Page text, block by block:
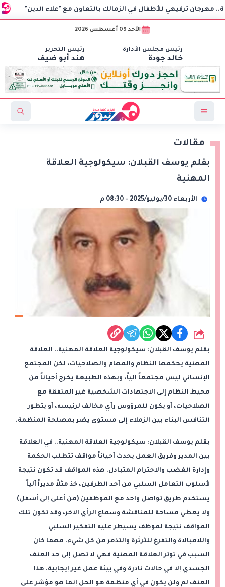
«تطوير للأطفال في الزمالك بالتعاون مع "علاء الدين"
الأحد 09 أغسطس 2026
رئيس مجلس الأدارة
خالد جودة
رئيس التحرير
هند أبو ضيف
مقالات
بقلم يوسف القبلان: سيكولوجية العلاقة
المهنية
الأربعاء 30/يوليو/2025 - 08:30 م
شارك
بقلم يوسف القبلان: سيكولوجية العلاقة المهنية.. العلاقة
المهنية يحكمها النظام والمهام والصلاحيات، لكن المجتمع
الإنساني ليس مجتمعاً آلياً، وبهذه الطبيعة يخرج أحياناً من
محيط النظام إلى الاجتهادات الشخصية غير المتفقة مع
الصلاحيات، أو يكون للمرؤوس رأي مخالف لرئيسه، أو يتطور
التنافس البناء بين الزملاء إلى مستوى يضر بمصلحة المنظمة.
بقلم يوسف القبلان: سيكولوجية العلاقة المهنية.. في العلاقة
بين المدير وفريق العمل يحدث أحياناً مواقف تتطلب الحكمة
وإدارة الغضب والاحترام المتبادل. هذه المواقف قد تكون نتيجة
لأسلوب التعامل السلبي من أحد الطرفين، خذ مثلاً مديراً آلياً
يستخدم طريق تواصل واحد مع الموظفين (من أعلى إلى أسفل)
ولا يعطي مساحة للمناقشة وسماع الرأي الآخر، وقد تكون تلك
المواقف نتيجة لموظف يسيطر عليه التفكير السلبي
واللامبالاة والتفرغ للثرثرة والتذمر من كل شيء. مهما كان
السبب في توتر العلاقة المهنية فهي لا تصل إلى حد العنف
الجسدي إلا في حالات نادرة وفي بيئة عمل غير إيجابية. هذا
العنف لم ولن يكون في أي منظمة هو الحل إنما هو مؤشر على